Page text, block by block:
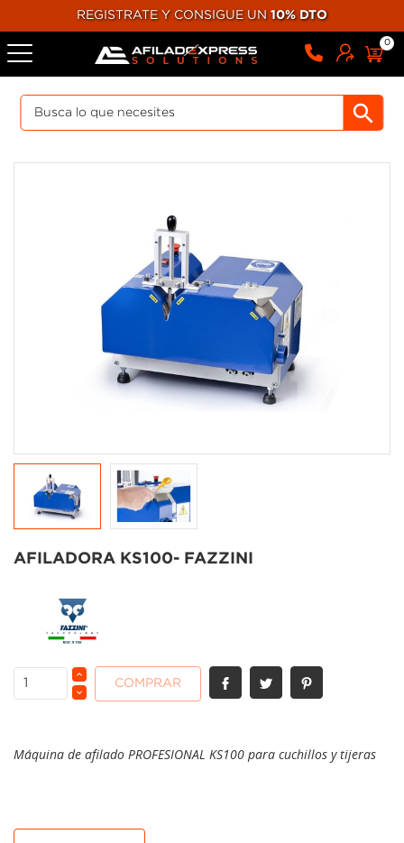
REGISTRATE Y CONSIGUE UN 10% DTO
0
AFILADORA KS100- FAZZINI
COMPRAR
Máquina de afilado PROFESIONAL KS100 para cuchillos y tijeras